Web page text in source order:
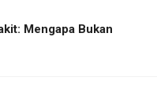
Mengapa Bukan